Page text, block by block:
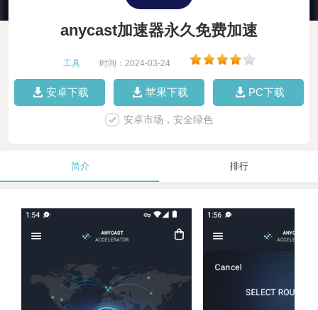
anycast加速器永久免费加速
工具 时间：2024-03-24
安卓下载 苹果下载 PC下载
安卓市场，安全绿色
简介 排行